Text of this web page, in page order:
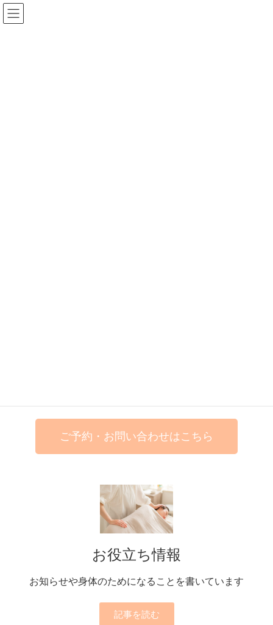
ご予約・お問い合わせはこちら
お役立ち情報
お知らせや身体のためになることを書いています
記事を読む